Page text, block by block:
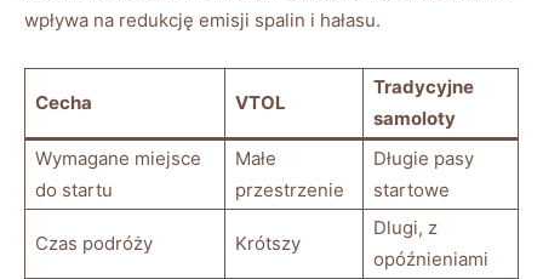
wpływa na redukcję ⁢emisji ‌spalin⁢ i hałasu.
Cecha VTOL
Tradycyjne
samoloty
Wymagane miejsce
‌do ‌startu
Małe
przestrzenie
Długie pasy
startowe
Czas podróży Krótszy
Dlugi, z
opóźnieniami